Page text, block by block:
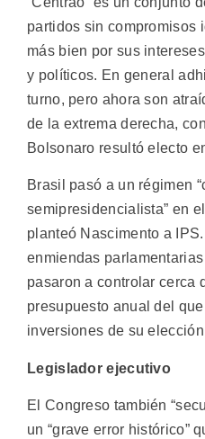
partidos sin compromisos
más bien por sus
y políticos. En general
turno, pero ahora son
de la extrema derecha,
Bolsonaro resultó electo
Brasil pasó a un régimen
semipresidencialista” en
planteó Nascimento a
enmiendas
pasaron a controlar cerca
presupuesto anual del
inversiones de su
Legislador ejecutivo
El Congreso también
un “grave error histórico”